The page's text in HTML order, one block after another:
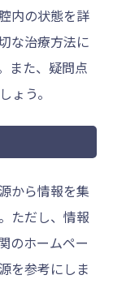
内の状態を詳
な治療方法に
また、疑問点
ょう。
から情報を集
ただし、情報
のホームペー
を参考にしま